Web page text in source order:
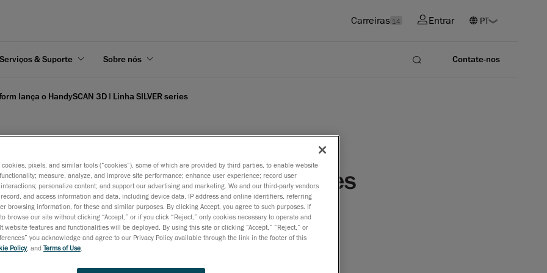
Carreiras 14 Entrar
Serviços & Suporte Sobre nós Contate-nos
lança o HandySCAN 3D | Linha SILVER series
3D | Linha SILVER series
de 2021
SILVER series à renomada linha de escâneres 3D portáteis permitirá
e pequenas empresas melhorarem o desenvolvimento de produtos,
cookies, pixels, and similar tools (“cookies”), some of which are provided by third parties, to enable website
measure, analyze, and improve site performance; enhance user experience; record user
personalize content; and support our advertising and marketing. We and our third-party vendors
and access information and data, including device data, IP address and online identifiers, referring
browsing information, for these and similar purposes. By clicking Accept, you agree to such purposes. If
browse our site without clicking “Accept,” or if you click “Reject,” only cookies necessary to operate and
website features and functionalities will be deployed. By using this site or clicking “Accept,” “Reject,” or
you acknowledge and agree to our Privacy Policy available through the link in the footer of this
Policy, and Terms of Use